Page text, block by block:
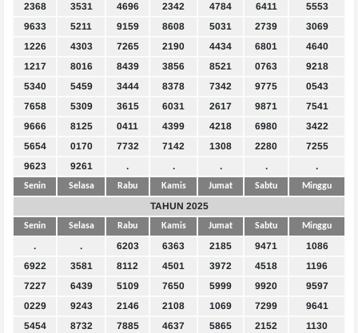
2368
3531 4696 2342 4784 6411
5553
9633
5211 9159 8608 5031 2739
3069
1226
4303 7265 2190 4434 6801
4640
1217
8016 8439 3856 8521 0763
9218
5340
5459 3444 8378 7342 9775
0543
7658
5309 3615 6031 2617 9871
7541
9666
8125 0411 4399 4218 6980
3422
5654
0170 7732 7142 1308 2280
7255
9623
9261 . . . . .
Senin Selasa Rabu Kamis Jumat Sabtu Minggu
TAHUN 2025
Senin Selasa Rabu Kamis Jumat Sabtu Minggu
. . 6203 6363 2185 9471
1086
6922
3581 8112 4501 3972 4518
1196
7227
6439 5109 7650 5999 9920
9597
0229
9243 2146 2108 1069 7299
9641
5454
8732 7885 4637 5865 2152
1130